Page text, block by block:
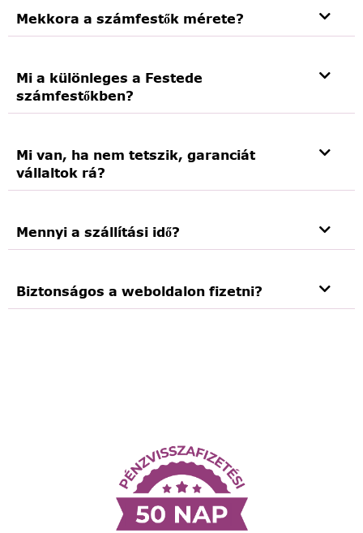
Mekkora a számfestők mérete?
Mi a különleges a Festede
számfestőkben?
Mi van, ha nem tetszik, garanciát
vállaltok rá?
Mennyi a szállítási idő?
Biztonságos a weboldalon fizetni?